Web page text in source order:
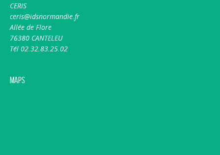
CERIS
ceris@idsnormandie.fr
Allée de Flore
76380 CANTELEU
Tél 02.32.83.25.02
Maps